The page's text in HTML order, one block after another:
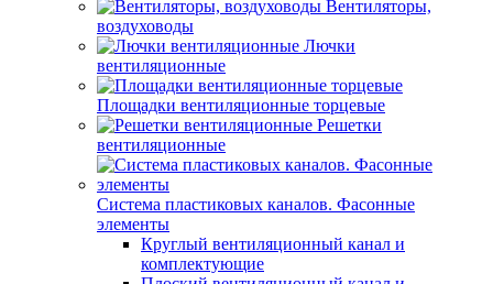
Вентиляторы,
воздуховоды
Лючки
вентиляционные
Площадки вентиляционные торцевые
Решетки
вентиляционные
Система пластиковых каналов. Фасонные
элементы
Круглый вентиляционный канал и
комплектующие